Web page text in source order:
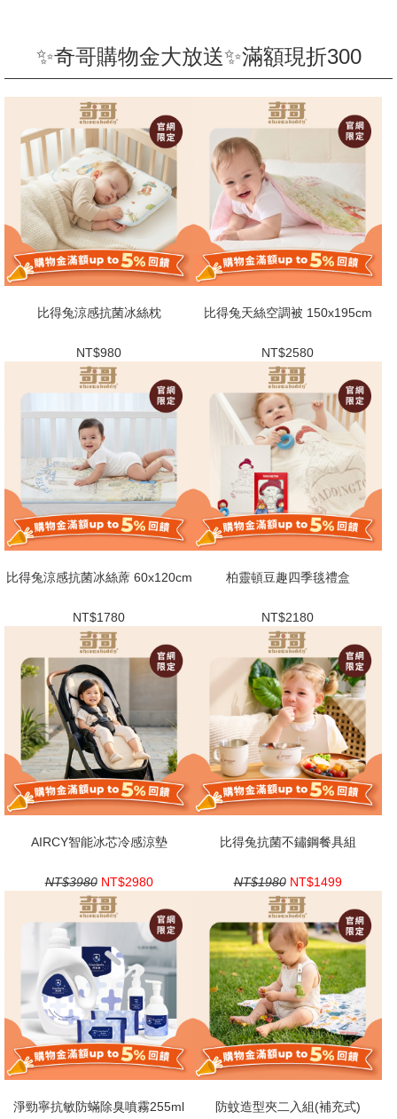
✨奇哥購物金大放送✨滿額現折300
比得兔涼感抗菌冰絲枕
NT$980
比得兔天絲空調被 150x195cm
NT$2580
比得兔涼感抗菌冰絲蓆 60x120cm
NT$1780
柏靈頓豆趣四季毯禮盒
NT$2180
AIRCY智能冰芯冷感涼墊
NT$3980 NT$2980
比得兔抗菌不鏽鋼餐具組
NT$1980 NT$1499
淨勁寧抗敏防蟎除臭噴霧255ml 防蚊造型夾二入組(補充式)